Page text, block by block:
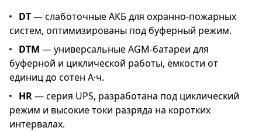
DT— слаботочные АКБ для охранно-пожарных
систем, оптимизированы под буферный режим.
DTM — универсальные AGM-батареи для
буферной и циклической работы, ёмкости от
единиц до сотен А·ч.
HR— серия UPS, разработана под циклический
режим и высокие токи разряда на коротких
интервалах.